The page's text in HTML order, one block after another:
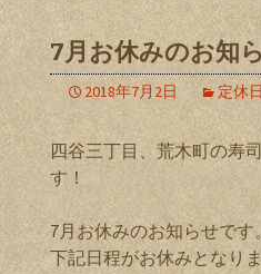
7月お休みのお知
2018年7月2日 定休日
四谷三丁目、荒木町の寿
す！
7月お休みのお知らせです
下記日程がお休みとなり